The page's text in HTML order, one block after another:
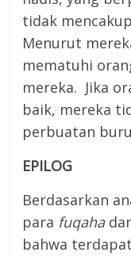
tidak
Menurut
mematuhi
mereka. Jika
baik, mereka
EPILOG
Berdasarkan
para fuqaha
bahwa